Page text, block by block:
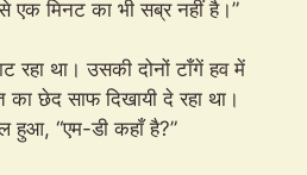
एक मिनट का भी सब्र नहीं है।”
रहा था। उसकी दोनों टाँगें हव में
छेद साफ दिखायी दे रहा था।
हुआ, “एम-डी कहाँ है?”